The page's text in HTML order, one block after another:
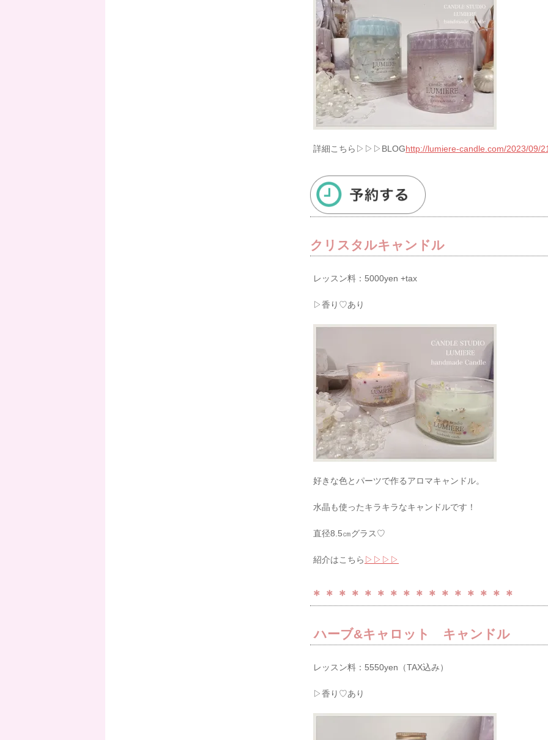
詳細こちら▷▷▷BLOGhttp://lumiere-candle.com/2023/09/
クリスタルキャンドル
レッスン料：5000yen +tax
▷香り♡あり
好きな色とパーツで作るアロマキャンドル。
水晶も使ったキラキラなキャンドルです！
直径8.5㎝グラス♡
紹介はこちら ▷▷▷▷
＊＊＊＊＊＊＊＊＊＊＊＊＊＊＊＊
ハーブ&キャロット キャンドル
レッスン料：5550yen（TAX込み）
▷香り♡あり